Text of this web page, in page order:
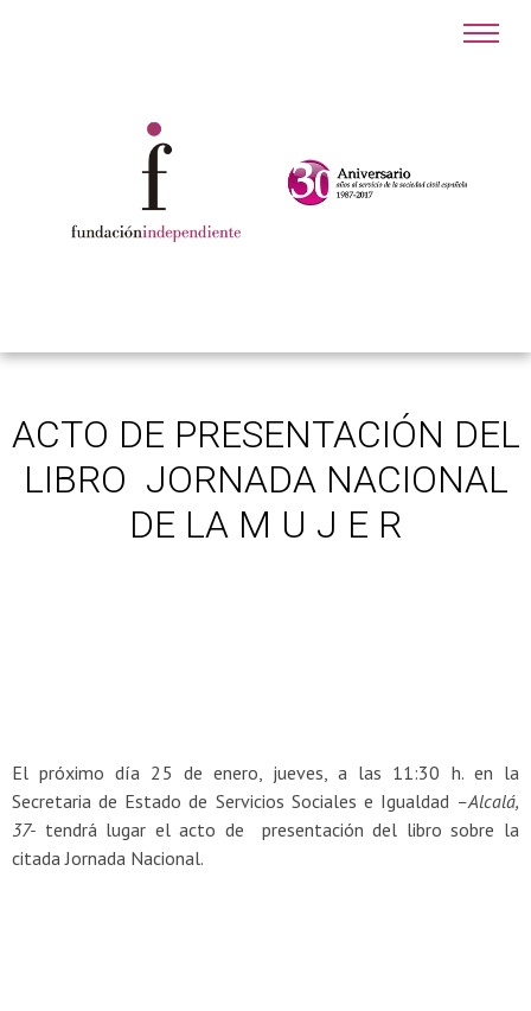
ACTO DE PRESENTACIÓN DEL
LIBRO JORNADA NACIONAL
DE LA M U J E R
El próximo día 25 de enero, jueves, a las 11:30 h. en la
Secretaria de Estado de Servicios Sociales e Igualdad –Alcalá,
37- tendrá lugar el acto de presentación del libro sobre la
citada Jornada Nacional.